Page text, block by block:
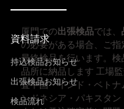
厦門での出張検品では、
の必要がある場合、ご
最終検品を行います。
品所に納品します 工場
査中国・インド・ベト
ンドネシア・パキスタ
資料請求
持込検品お知らせ
出張検品お知らせ
検品流れ